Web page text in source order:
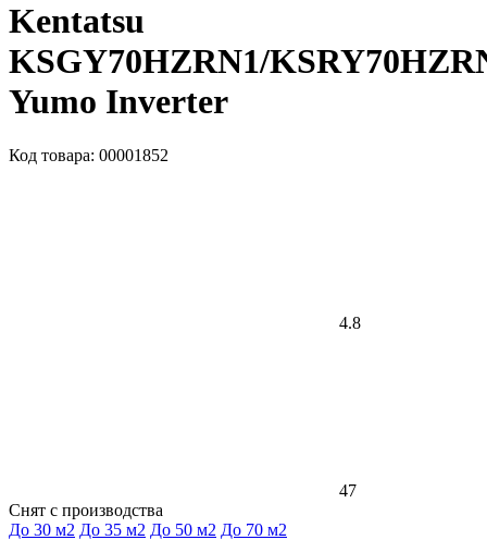
Kentatsu
KSGY70HZRN1/
Yumo Inverter
Код товара: 00001852
4.8
47
Снят с производства
До 30 м2 До 35 м2 До 50 м2 До 70 м2